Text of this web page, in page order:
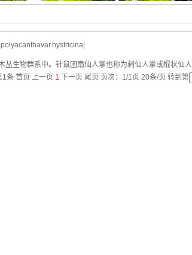
生物群系中。针鼠团扇仙人掌也称为刺仙人掌或棍状仙
1条 首页 上一页 1 下一页 尾页 页次：1/1页 20条/页 转到第